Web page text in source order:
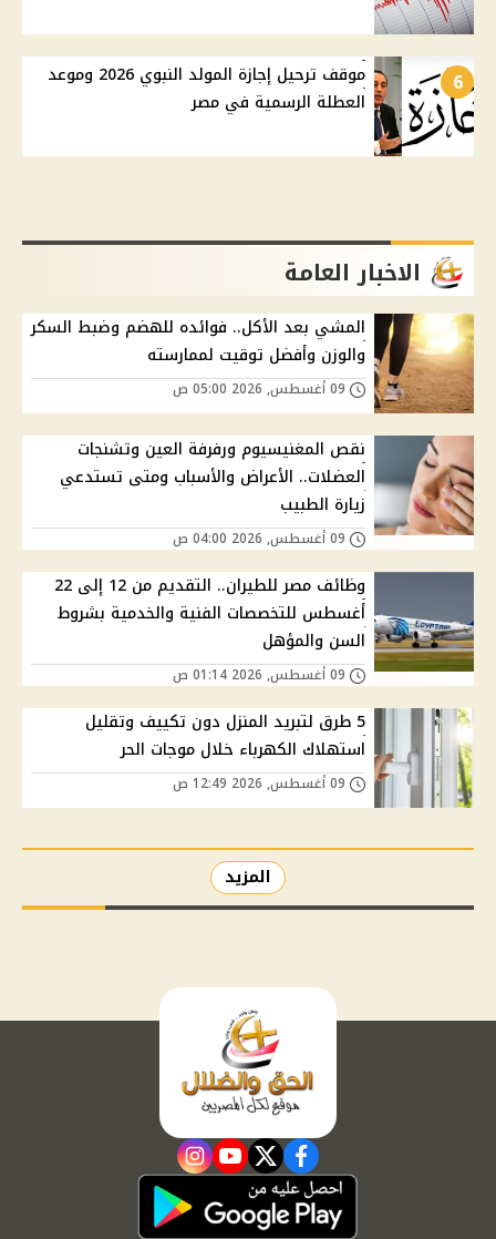
6
موقف ترحيل إجازة المولد النبوي 2026 وموعد
العطلة الرسمية في مصر
الاخبار العامة
المشي بعد الأكل.. فوائده للهضم وضبط السكر
والوزن وأفضل توقيت لممارسته
نقص المغنيسيوم ورفرفة العين وتشنجات
العضلات.. الأعراض والأسباب ومتى تستدعي
زيارة الطبيب
وظائف مصر للطيران.. التقديم من 12 إلى 22
أغسطس للتخصصات الفنية والخدمية بشروط
السن والمؤهل
5 طرق لتبريد المنزل دون تكييف وتقليل
استهلاك الكهرباء خلال موجات الحر
المزيد
facebook
twitter
youtube
instagram